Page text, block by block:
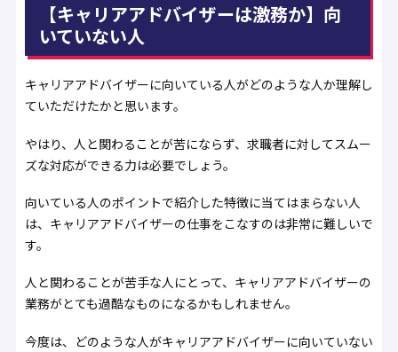
【キャリアアドバイザーは激務か】向
いていない人
キャリアアドバイザーに向いている人がどのような人か理解し
ていただけたかと思います。
やはり、人と関わることが苦にならず、求職者に対してスムー
ズな対応ができる力は必要でしょう。
向いている人のポイントで紹介した特徴に当てはまらない人
は、キャリアアドバイザーの仕事をこなすのは非常に難しいで
す。
人と関わることが苦手な人にとって、キャリアアドバイザーの
業務がとても過酷なものになるかもしれません。
今度は、どのような人がキャリアアドバイザーに向いていない